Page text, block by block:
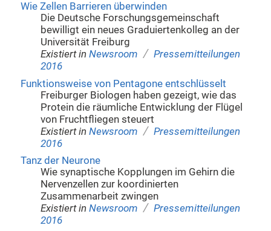
Wie Zellen Barrieren überwinden
Die Deutsche Forschungsgemeinschaft
bewilligt ein neues Graduiertenkolleg an der
Universität Freiburg
Existiert in Newsroom / Pressemitteilungen
2016
Funktionsweise von Pentagone entschlüsselt
Freiburger Biologen haben gezeigt, wie das
Protein die räumliche Entwicklung der Flügel
von Fruchtfliegen steuert
Existiert in Newsroom / Pressemitteilungen
2016
Tanz der Neurone
Wie synaptische Kopplungen im Gehirn die
Nervenzellen zur koordinierten
Zusammenarbeit zwingen
Existiert in Newsroom / Pressemitteilungen
2016